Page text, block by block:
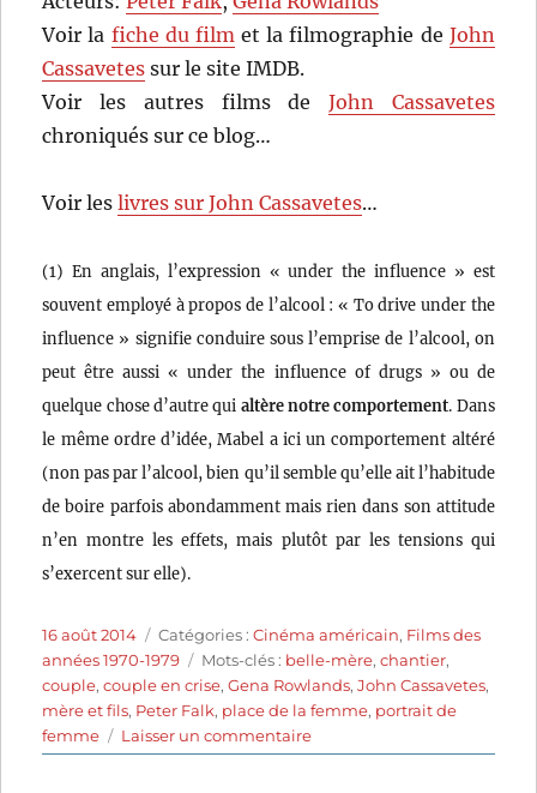
Voir la fiche du filmet la filmographie de John
Cassavetes sur le site IMDB.
Voir les autres films de John Cassavetes
chroniqués sur ce blog…
Voir leslivres sur John Cassavetes…
(1) En anglais, l’expression « under the influence » est
souvent employé à propos de l’alcool : « To drive under the
influence » signifie conduire sous l’emprise de l’alcool, on
peut être aussi « under the influence of drugs » ou de
quelque chose d’autre qui altère notre comportement. Dans
le même ordre d’idée, Mabel a ici un comportement altéré
(non pas par l’alcool, bien qu’il semble qu’elle ait l’habitude
de boire parfois abondamment mais rien dans son attitude
n’en montre les effets, mais plutôt par les tensions qui
s’exercent sur elle).
Publié
le
16 août 2014 Catégories
Catégories :Cinéma américain, Films des
années 1970-1979
Étiquettes
Mots-clés : belle-mère,chantier,
couple,couple en crise,Gena Rowlands,John Cassavetes,
mère et fils, Peter Falk, place de la femme, portrait de
femme
Laisser un commentairesur
Une